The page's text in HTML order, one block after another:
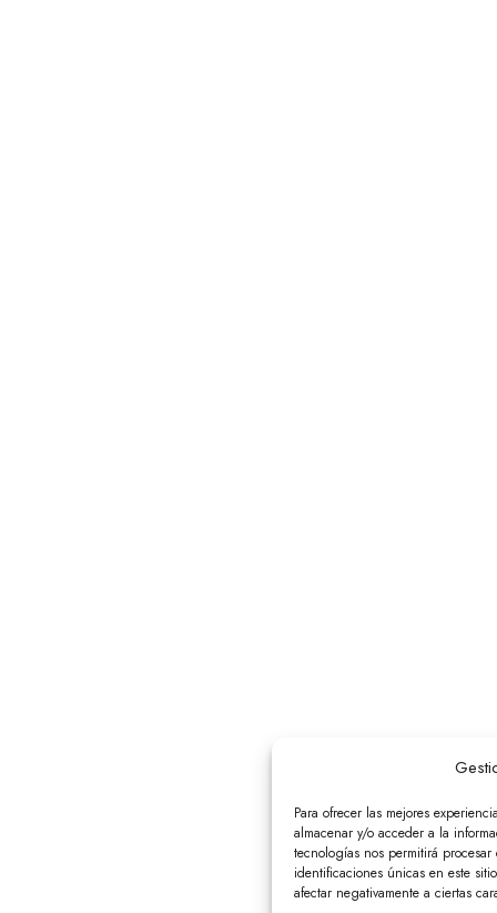
Para ofrecer las mejores
almacenar y/o acceder a la
tecnologías nos permitirá
identificaciones únicas en este
afectar negativamente a ciertas